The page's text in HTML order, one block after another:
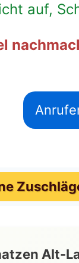
auf,
Alt-